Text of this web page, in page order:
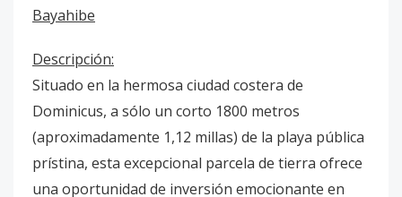
Bayahibe
Descripción:
Situado en la hermosa ciudad costera de
Dominicus, a sólo un corto 1800 metros
(aproximadamente 1,12 millas) de la playa pública
prístina, esta excepcional parcela de tierra ofrece
una oportunidad de inversión emocionante en